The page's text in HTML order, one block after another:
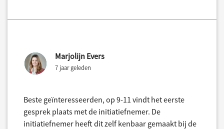
Marjolijn Evers
7 jaar geleden
Beste geïnteresseerden, op 9-11 vindt het eerste
gesprek plaats met de initiatiefnemer. De
initiatiefnemer heeft dit zelf kenbaar gemaakt bij de